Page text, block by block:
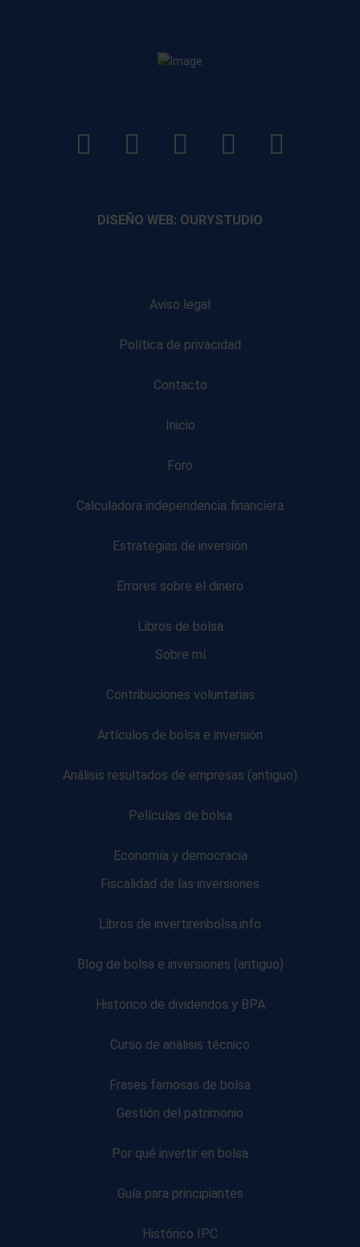
LinkedInInstagramFacebook
YouTube
DISEÑO WEB: OURYSTUDIO
Aviso legal
Política de privacidad
Contacto
Inicio
Foro
Calculadora independencia financiera
Estrategias de inversión
Errores sobre el dinero
Libros de bolsa
Sobre mí
Contribuciones voluntarias
Artículos de bolsa e inversión
Análisis resultados de empresas (antiguo)
Películas de bolsa
Economía y democracia
Fiscalidad de las inversiones
Libros de invertirenbolsa.info
Blog de bolsa e inversiones (antiguo)
Histórico de dividendos y BPA
Curso de análisis técnico
Frases famosas de bolsa
Gestión del patrimonio
Por qué invertir en bolsa
Guía para principiantes
Histórico IPC